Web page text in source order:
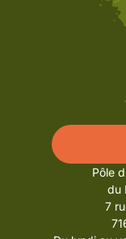
Pôle
du
7